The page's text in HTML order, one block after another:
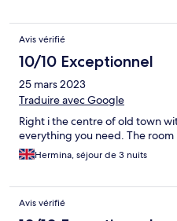
Avis vérifié
10/10 Exceptionnel
25 mars 2023
Traduire avec Google
Right i the centre of old town
everything you need. The room
Hermina, séjour de 3 nuits
Avis vérifié